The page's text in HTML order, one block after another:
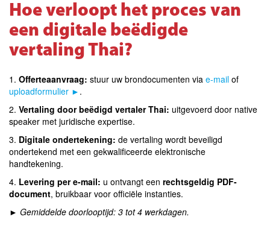
Hoe verloopt het proces van
een digitale beëdigde
vertaling Thai?
1. Offerteaanvraag: stuur uw brondocumenten via e-mail of
uploadformulier ► .
2. Vertaling door beëdigd vertaler Thai: uitgevoerd door native
speaker met juridische expertise.
3. Digitale ondertekening: de vertaling wordt beveiligd
ondertekend met een gekwalificeerde elektronische
handtekening.
4. Levering per e-mail: u ontvangt een rechtsgeldig PDF-
document, bruikbaar voor officiële instanties.
► Gemiddelde doorlooptijd: 3 tot 4 werkdagen.